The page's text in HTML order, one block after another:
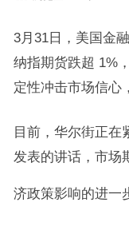
3月31日，美国金
纳指期货跌超 1%
定性冲击市场信心
目前，华尔街正在
发表的讲话，市场
济政策影响的进一